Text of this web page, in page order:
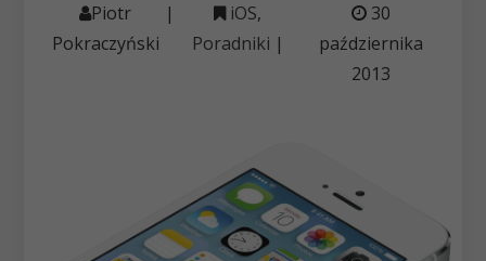
Piotr
Pokraczyński
| iOS,
Poradniki |
30
października
2013